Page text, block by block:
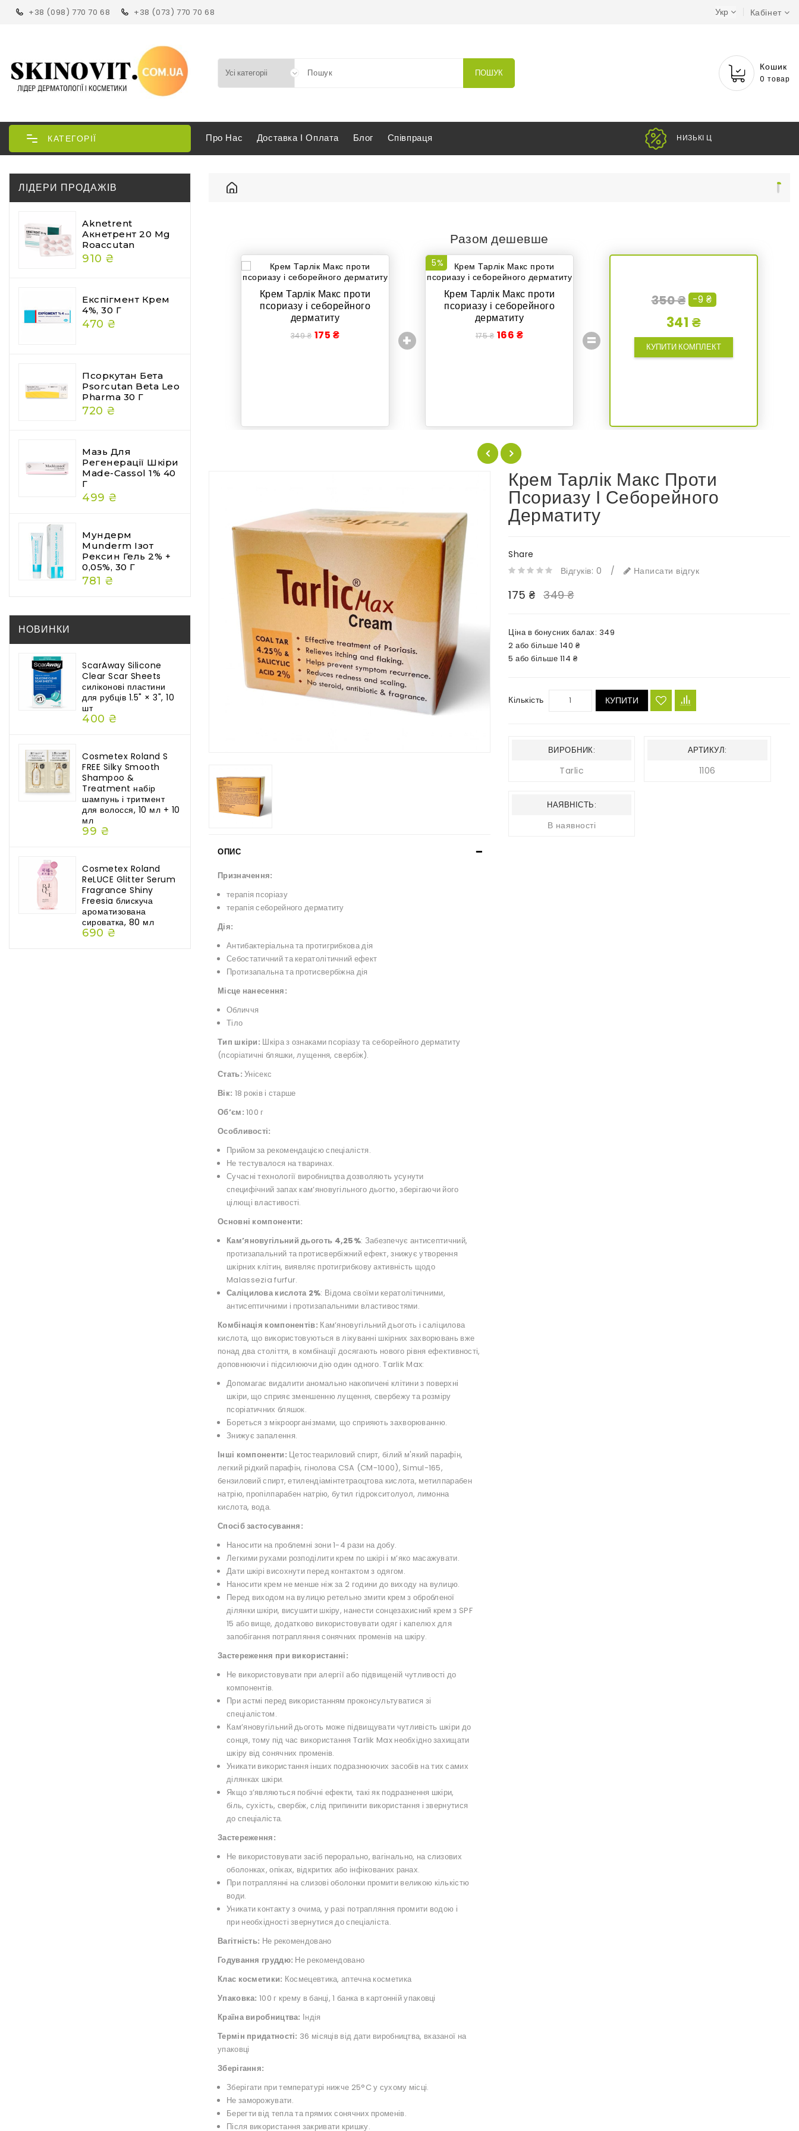
+38 (098) 770 70 68 +38 (073) 770 70 68 Укр Кабінет
ПОШУК
Кошик
0 товар
КАТЕГОРІЇ Про Нас Доставка І Оплата Блог Співпраця НИЗЬКІ ЦІНИ
ЛІДЕРИ ПРОДАЖІВ
Aknetrent
Акнетрент 20 Mg
Roaccutan
910 ₴
Експігмент Крем
4%, 30 Г
470 ₴
Псоркутан Бета
Psorcutan Beta Leo
Pharma 30 Г
720 ₴
Мазь Для
Регенерації Шкіри
Made-Cassol 1% 40
Г
499 ₴
Мундерм
Munderm Ізот
Рексин Гель 2% +
0,05%, 30 Г
781 ₴
НОВИНКИ
ScarAway Silicone
Clear Scar Sheets
силіконові пластини
для рубців 1.5" × 3", 10
шт
400 ₴
Cosmetex Roland S
FREE Silky Smooth
Shampoo &
Treatment набір
шампунь і тритмент
для волосся, 10 мл + 10
мл
99 ₴
Cosmetex Roland
ReLUCE Glitter Serum
Fragrance Shiny
Freesia блискуча
ароматизована
сироватка, 80 мл
690 ₴
Крем Тарлік Макс проти псориазу і себорейного дерматиту
325 ₴ -11 ₴
315 ₴
Разом дешевше
Крем Тарлік Макс проти
псориазу і себорейного
дерматиту
349 ₴ 175 ₴ +
5%
Крем Тарлік Макс проти
псориазу і себорейного
дерматиту
175 ₴ 166 ₴ =
350 ₴ -9 ₴
341 ₴
КУПИТИ КОМПЛЕКТ
Крем Тарлік Макс Проти
Псориазу І Себорейного
Дерматиту
Share
Відгуків: 0
/ Написати відгук
175 ₴ 349 ₴
Ціна в бонусних балах: 349
2 або більше 140 ₴
5 або більше 114 ₴
Кількість КУПИТИ
ВИРОБНИК:
Tarlic
АРТИКУЛ:
1106
НАЯВНІСТЬ:
В наявності
ОПИС
Призначення:
терапія псоріазу
терапія себорейного дерматиту
Дія:
Антибактеріальна та протигрибкова дія
Себостатичний та кератолітичний ефект
Протизапальна та протисвербіжна дія
Місце нанесення:
Обличчя
Тіло
Тип шкіри: Шкіра з ознаками псоріазу та себорейного дерматиту
(псоріатичні бляшки, лущення, свербіж).
Стать: Унісекс
Вік: 18 років і старше
Об’єм: 100 г
Особливості:
Прийом за рекомендацією спеціалістя.
Не тестувалося на тваринах.
Сучасні технології виробництва дозволяють усунути
специфічний запах кам’яновугільного дьогтю, зберігаючи його
цілющі властивості.
Основні компоненти:
Кам’яновугільний дьоготь 4,25%: Забезпечує антисептичний,
протизапальний та протисвербіжний ефект, знижує утворення
шкірних клітин, виявляє протигрибкову активність щодо
Malassezia furfur.
Саліцилова кислота 2%: Відома своїми кератолітичними,
антисептичними і протизапальними властивостями.
Комбінація компонентів: Кам’яновугільний дьоготь і саліцилова
кислота, що використовуються в лікуванні шкірних захворювань вже
понад два століття, в комбінації досягають нового рівня ефективності,
доповнюючи і підсилюючи дію один одного. Tarlik Max:
Допомагає видалити аномально накопичені клітини з поверхні
шкіри, що сприяє зменшенню лущення, свербежу та розміру
псоріатичних бляшок.
Бореться з мікроорганізмами, що сприяють захворюванню.
Знижує запалення.
Інші компоненти: Цетостеариловий спирт, білий м'який парафін,
легкий рідкий парафін, гінолова CSA (CM-1000), Simul-165,
бензиловий спирт, етилендіамінтетраоцтова кислота, метилпарабен
натрію, пропілпарабен натрію, бутил гідрокситолуол, лимонна
кислота, вода.
Спосіб застосування:
Наносити на проблемні зони 1-4 рази на добу.
Легкими рухами розподілити крем по шкірі і м’яко масажувати.
Дати шкірі висохнути перед контактом з одягом.
Наносити крем не менше ніж за 2 години до виходу на вулицю.
Перед виходом на вулицю ретельно змити крем з обробленої
ділянки шкіри, висушити шкіру, нанести сонцезахисний крем з SPF
15 або вище, додатково використовувати одяг і капелюх для
запобігання потрапляння сонячних променів на шкіру.
Застереження при використанні:
Не використовувати при алергії або підвищеній чутливості до
компонентів.
При астмі перед використанням проконсультуватися зі
спеціалістом.
Кам’яновугільний дьоготь може підвищувати чутливість шкіри до
сонця, тому під час використання Tarlik Max необхідно захищати
шкіру від сонячних променів.
Уникати використання інших подразнюючих засобів на тих самих
ділянках шкіри.
Якщо з’являються побічні ефекти, такі як подразнення шкіри,
біль, сухість, свербіж, слід припинити використання і звернутися
до спеціаліста.
Застереження:
Не використовувати засіб перорально, вагінально, на слизових
оболонках, опіках, відкритих або інфікованих ранах.
При потраплянні на слизові оболонки промити великою кількістю
води.
Уникати контакту з очима, у разі потрапляння промити водою і
при необхідності звернутися до спеціаліста.
Вагітність: Не рекомендовано
Годування груддю: Не рекомендовано
Клас косметики: Космецевтика, аптечна косметика
Упаковка: 100 г крему в банці, 1 банка в картонній упаковці
Країна виробництва: Індія
Термін придатності: 36 місяців від дати виробництва, вказаної на
упаковці
Зберігання:
Зберігати при температурі нижче 25°C у сухому місці.
Не заморожувати.
Берегти від тепла та прямих сонячних променів.
Після використання закривати кришку.